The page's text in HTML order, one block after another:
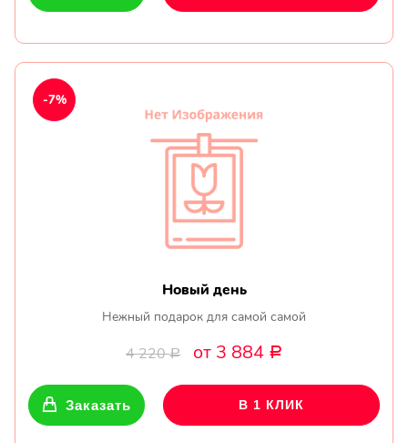
Новый день
Нежный подарок для самой самой
4 220Р от 3 884 Р
-7%
Заказать В 1 КЛИК